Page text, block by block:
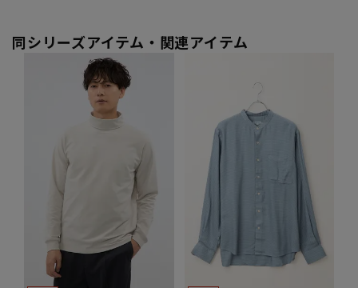
同シリーズアイテム・関連アイテム